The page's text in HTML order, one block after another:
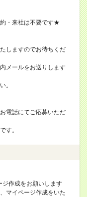
・来社は不要です★
しますのでお待ちくだ
メールをお送りします
。
電話にてご応募いただ
す。
作成をお願いします
マイページ作成をいた